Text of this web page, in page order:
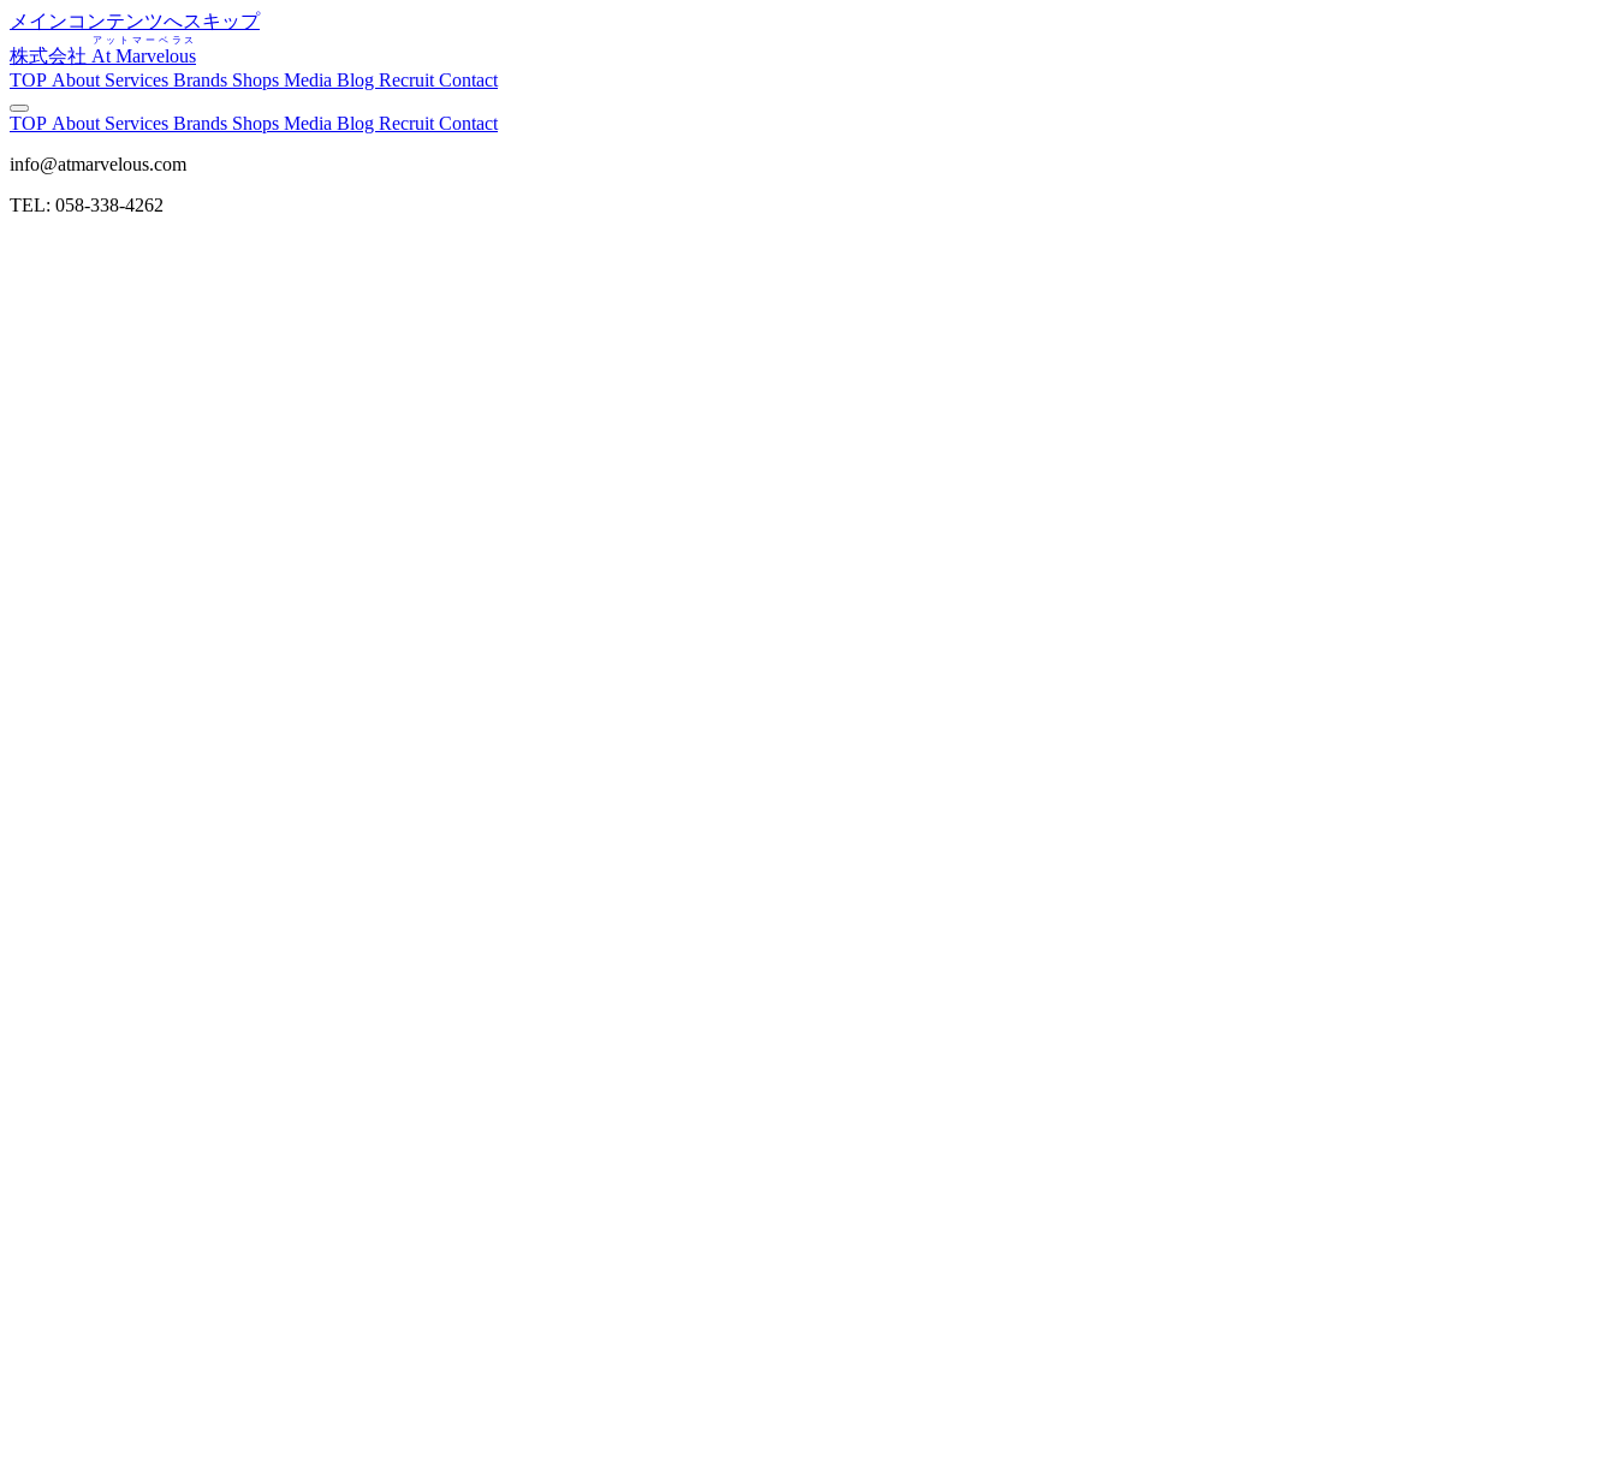
メインコンテンツへスキップ
株式会社 At Marvelous
アットマーベラス
TOP About Services Brands Shops Media Blog Recruit Contact
TOP About Services Brands Shops Media Blog Recruit Contact
info@atmarvelous.com
TEL: 058-338-4262